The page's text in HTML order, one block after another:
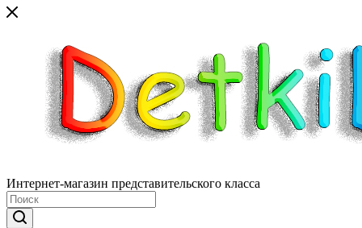
Интернет-магазин представительского класса